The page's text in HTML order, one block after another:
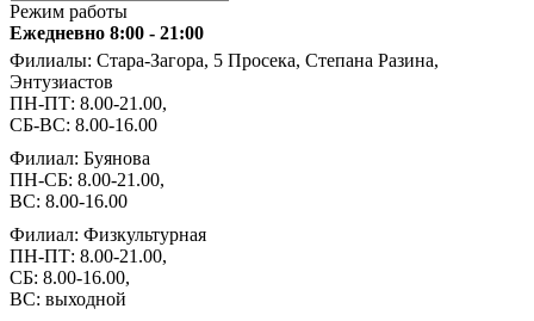
Режим работы
Ежедневно 8:00 - 21:00
Филиалы: Стара-Загора, 5 Просека, Степана Разина,
Энтузиастов
ПН-ПТ: 8.00-21.00,
СБ-ВС: 8.00-16.00
Филиал: Буянова
ПН-СБ: 8.00-21.00,
ВС: 8.00-16.00
Филиал: Физкультурная
ПН-ПТ: 8.00-21.00,
СБ: 8.00-16.00,
ВС: выходной